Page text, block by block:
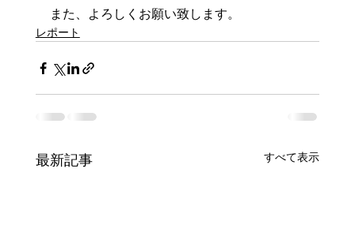
また、よろしくお願い致します。
レポート
最新記事 すべて表示